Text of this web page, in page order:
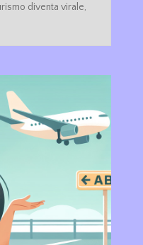
diventa virale,